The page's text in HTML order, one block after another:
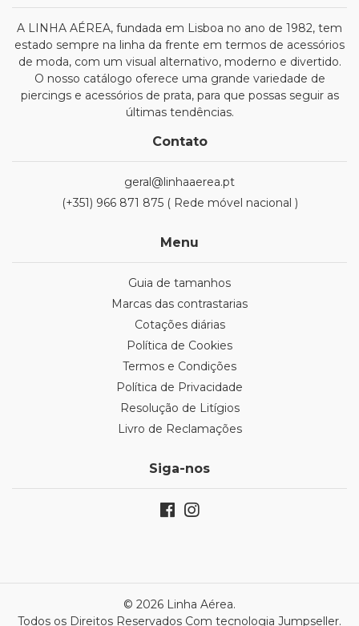
A LINHA AÉREA, fundada em Lisboa no ano de 1982, tem
estado sempre na linha da frente em termos de acessórios
de moda, com um visual alternativo, moderno e divertido.
O nosso catálogo oferece uma grande variedade de
piercings e acessórios de prata, para que possas seguir as
últimas tendências.
Contato
geral@linhaaerea.pt
(+351) 966 871 875 ( Rede móvel nacional )
Menu
Guia de tamanhos
Marcas das contrastarias
Cotações diárias
Política de Cookies
Termos e Condições
Política de Privacidade
Resolução de Litígios
Livro de Reclamações
Siga-nos
© 2026 Linha Aérea.
Todos os Direitos Reservados Com tecnologia Jumpseller.